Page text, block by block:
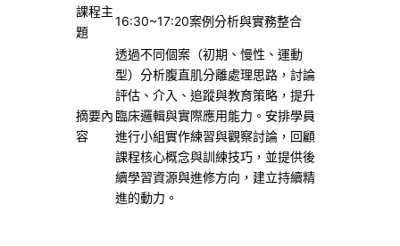
課程主
題
16:30~17:20案例分析與實務整合
摘要內
容
透過不同個案（初期、慢性、運動
型）分析腹直肌分離處理思路，討論
評估、介入、追蹤與教育策略，提升
臨床邏輯與實際應用能力。安排學員
進行小組實作練習與觀察討論，回顧
課程核心概念與訓練技巧，並提供後
續學習資源與進修方向，建立持續精
進的動力。